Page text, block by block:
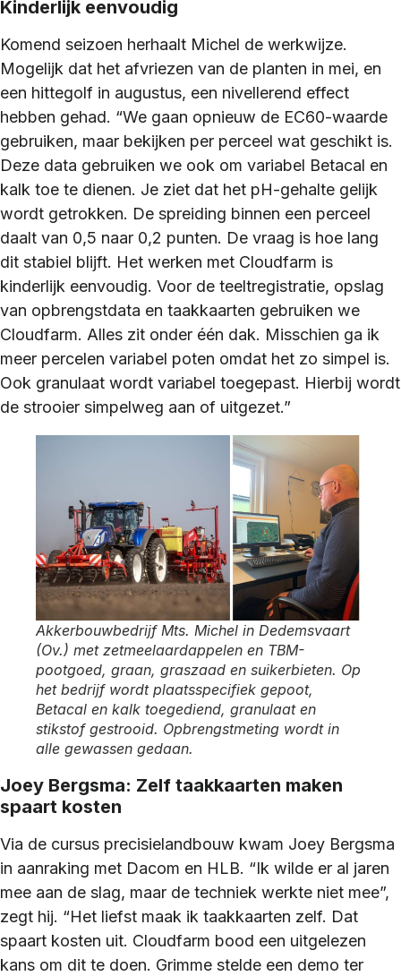
Kinderlijk eenvoudig
Komend seizoen herhaalt Michel de werkwijze.
Mogelijk dat het afvriezen van de planten in mei, en
een hittegolf in augustus, een nivellerend effect
hebben gehad. “We gaan opnieuw de EC60-waarde
gebruiken, maar bekijken per perceel wat geschikt is.
Deze data gebruiken we ook om variabel Betacal en
kalk toe te dienen. Je ziet dat het pH-gehalte gelijk
wordt getrokken. De spreiding binnen een perceel
daalt van 0,5 naar 0,2 punten. De vraag is hoe lang
dit stabiel blijft. Het werken met Cloudfarm is
kinderlijk eenvoudig. Voor de teeltregistratie, opslag
van opbrengstdata en taakkaarten gebruiken we
Cloudfarm. Alles zit onder één dak. Misschien ga ik
meer percelen variabel poten omdat het zo simpel is.
Ook granulaat wordt variabel toegepast. Hierbij wordt
de strooier simpelweg aan of uitgezet.”
Akkerbouwbedrijf Mts. Michel in Dedemsvaart
(Ov.) met zetmeelaardappelen en TBM-
pootgoed, graan, graszaad en suikerbieten. Op
het bedrijf wordt plaatsspecifiek gepoot,
Betacal en kalk toegediend, granulaat en
stikstof gestrooid. Opbrengstmeting wordt in
alle gewassen gedaan.
Joey Bergsma: Zelf taakkaarten maken
spaart kosten
Via de cursus precisielandbouw kwam Joey Bergsma
in aanraking met Dacom en HLB. “Ik wilde er al jaren
mee aan de slag, maar de techniek werkte niet mee”,
zegt hij. “Het liefst maak ik taakkaarten zelf. Dat
spaart kosten uit. Cloudfarm bood een uitgelezen
kans om dit te doen. Grimme stelde een demo ter